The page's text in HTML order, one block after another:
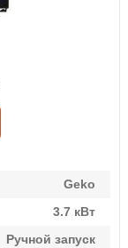
Geko
3.7 кВт
Ручной запуск